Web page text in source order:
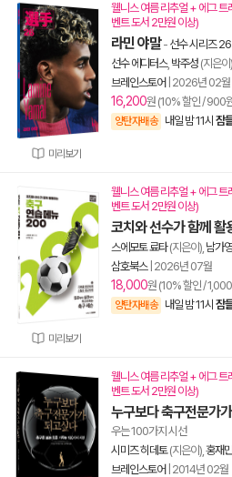
미리보기
웰니스 여름 리추얼 + 에그 트
벤트 도서 2만원 이상)
라민 야말- 선수 시리즈 26
선수 에디터스, 박주성 (지은이)
브레인스토어 2026년 02월
16,200원 (10% 할인 / 900
양탄자배송 내일 밤 11시 잠
미리보기
웰니스 여름 리추얼 + 에그 트
벤트 도서 2만원 이상)
코치와 선수가 함께
스에모토 료타(지은이), 남가영
삼호북스| 2026년 07월
18,000원 (10% 할인 /
양탄자배송 내일 밤 11시 잠
웰니스 여름 리추얼 + 에그 트
벤트 도서 2만원 이상)
누구보다 축구전문가
우는 100가지 시선
시미즈 히데토(지은이), 홍재민
브레인스토어 2014년 02월